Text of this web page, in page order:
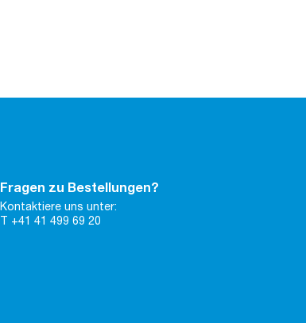
Fragen zu Bestellungen?
Kontaktiere uns unter:
T +41 41 499 69 20